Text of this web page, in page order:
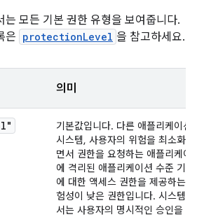
는 모든 기본 권한 유형을 보여줍니다.
은 protectionLevel 을 참고하세요.
의미
기본값입니다. 다른 애플리케이션,
시스템, 사용자의 위험을 최소화하
면서 권한을 요청하는 애플리케이
에 격리된 애플리케이션 수준 기능
에 대한 액세스 권한을 제공하는 위
험성이 낮은 권한입니다. 시스템에
서는 사용자의 명시적인 승인을 요